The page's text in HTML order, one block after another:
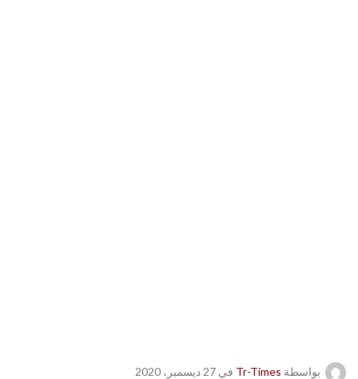
بواسطة Tr-Times في 27 ديسمبر، 2020